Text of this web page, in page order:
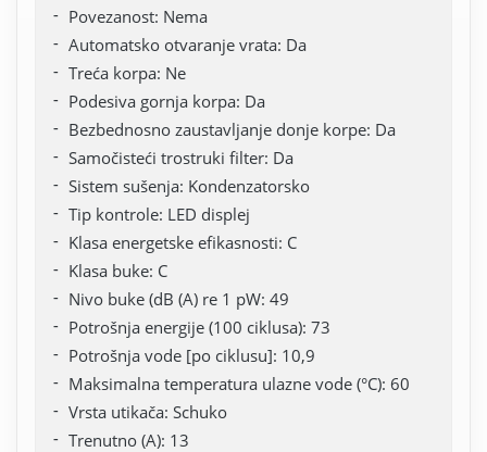
Povezanost: Nema
Automatsko otvaranje vrata: Da
Treća korpa: Ne
Podesiva gornja korpa: Da
Bezbednosno zaustavljanje donje korpe: Da
Samočisteći trostruki filter: Da
Sistem sušenja: Kondenzatorsko
Tip kontrole: LED displej
Klasa energetske efikasnosti: C
Klasa buke: C
Nivo buke (dB (A) re 1 pW: 49
Potrošnja energije (100 ciklusa): 73
Potrošnja vode [po ciklusu]: 10,9
Maksimalna temperatura ulazne vode (°C): 60
Vrsta utikača: Schuko
Trenutno (A): 13